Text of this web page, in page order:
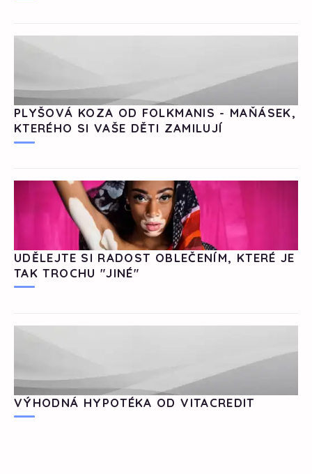
PLYŠOVÁ KOZA OD FOLKMANIS - MAŇÁSEK,
KTERÉHO SI VAŠE DĚTI ZAMILUJÍ
UDĚLEJTE SI RADOST OBLEČENÍM, KTERÉ JE
TAK TROCHU "JINÉ"
VÝHODNÁ HYPOTÉKA OD VITACREDIT